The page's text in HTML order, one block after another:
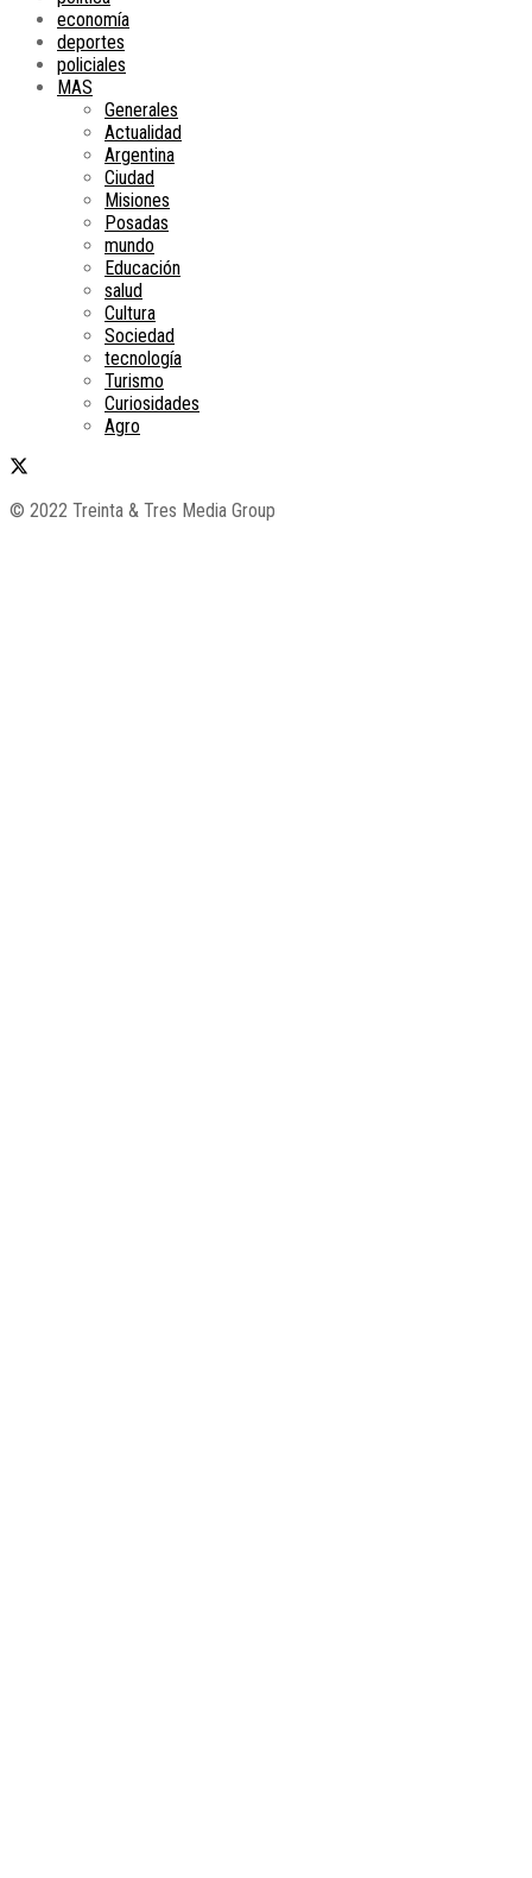
economía
deportes
policiales
MAS
Generales
Actualidad
Argentina
Ciudad
Misiones
Posadas
mundo
Educación
salud
Cultura
Sociedad
tecnología
Turismo
Curiosidades
Agro
© 2022 Treinta & Tres Media Group